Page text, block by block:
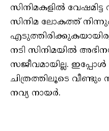
സിനിമകളിൽ
സിനിമ ലോകത്ത്
നടി സിനിമയിൽ
സജീവമായില്ല.
ചിത്രത്തിലൂടെ
നവ്യ നായർ.